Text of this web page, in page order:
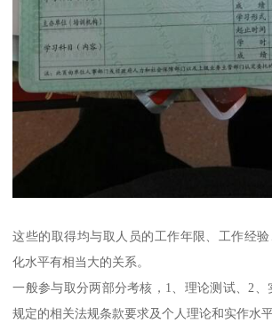
这些的取得均与取人员的工作年限、工作经
化水平有相当大的关系。
一般参与取分两部分考核，1、理论测试、2
规定的相关法规条款要求及个人理论和实作水